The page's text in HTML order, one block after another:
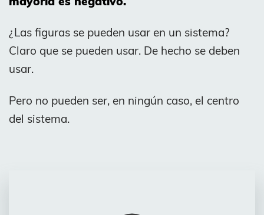
¿Las figuras se pueden usar en un sistema?
Claro que se pueden usar. De hecho se deben
usar.
Pero no pueden ser, en ningún caso, el centro
del sistema.